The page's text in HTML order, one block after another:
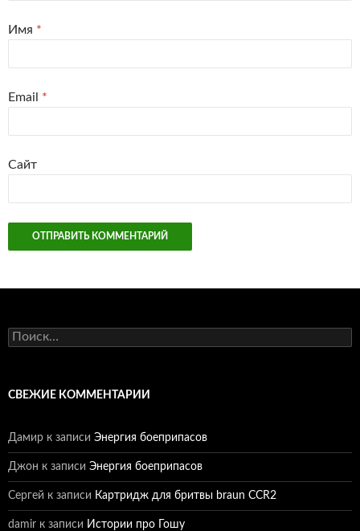
Имя *
Email *
Сайт
Найти:
СВЕЖИЕ КОММЕНТАРИИ
Дамир к записи Энергия боеприпасов
Джон к записи Энергия боеприпасов
Сергей к записи Картридж для бритвы braun CCR2
damir к записи Истории про Гошу